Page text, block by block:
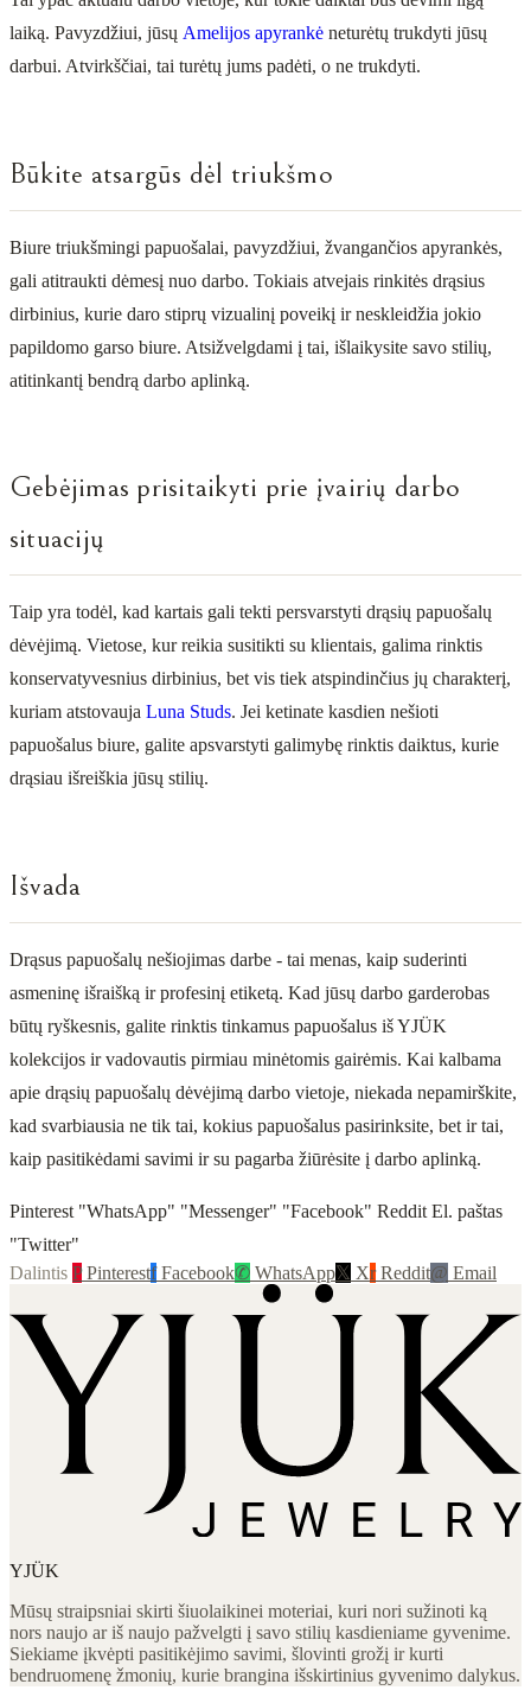
laiką. Pavyzdžiui, jūsų Amelijos apyrankė neturėtų trukdyti jūsų
darbui. Atvirkščiai, tai turėtų jums padėti, o ne trukdyti.
Būkite atsargūs dėl triukšmo
Biure triukšmingi papuošalai, pavyzdžiui, žvangančios apyrankės,
gali atitraukti dėmesį nuo darbo. Tokiais atvejais rinkitės drąsius
dirbinius, kurie daro stiprų vizualinį poveikį ir neskleidžia jokio
papildomo garso biure. Atsižvelgdami į tai, išlaikysite savo stilių,
atitinkantį bendrą darbo aplinką.
Gebėjimas prisitaikyti prie įvairių darbo
situacijų
Taip yra todėl, kad kartais gali tekti persvarstyti drąsių papuošalų
dėvėjimą. Vietose, kur reikia susitikti su klientais, galima rinktis
konservatyvesnius dirbinius, bet vis tiek atspindinčius jų charakterį,
kuriam atstovauja Luna Studs. Jei ketinate kasdien nešioti
papuošalus biure, galite apsvarstyti galimybę rinktis daiktus, kurie
drąsiau išreiškia jūsų stilių.
Išvada
Drąsus papuošalų nešiojimas darbe - tai menas, kaip suderinti
asmeninę išraišką ir profesinį etiketą. Kad jūsų darbo garderobas
būtų ryškesnis, galite rinktis tinkamus papuošalus iš YJÜK
kolekcijos ir vadovautis pirmiau minėtomis gairėmis. Kai kalbama
apie drąsių papuošalų dėvėjimą darbo vietoje, niekada nepamirškite,
kad svarbiausia ne tik tai, kokius papuošalus pasirinksite, bet ir tai,
kaip pasitikėdami savimi ir su pagarba žiūrėsite į darbo aplinką.
Pinterest "WhatsApp" "Messenger" "Facebook" Reddit El. paštas
"Twitter"
Dalintis PPinterestfFacebook✆ WhatsApp𝕏 XrReddit@ Email
YJÜK
Mūsų straipsniai skirti šiuolaikinei moteriai, kuri nori sužinoti ką
nors naujo ar iš naujo pažvelgti į savo stilių kasdieniame gyvenime.
Siekiame įkvėpti pasitikėjimo savimi, šlovinti grožį ir kurti
bendruomenę žmonių, kurie brangina išskirtinius gyvenimo dalykus.